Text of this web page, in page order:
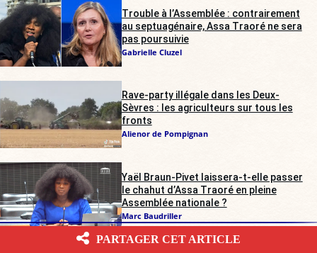
Trouble à l’Assemblée : contrairement
au septuagénaire, Assa Traoré ne sera
pas poursuivie
Gabrielle Cluzel
Rave-party illégale dans les Deux-
Sèvres : les agriculteurs sur tous les
fronts
Alienor de Pompignan
Yaël Braun-Pivet laissera-t-elle passer
le chahut d’Assa Traoré en pleine
Assemblée nationale ?
Marc Baudriller
PARTAGER CET ARTICLE